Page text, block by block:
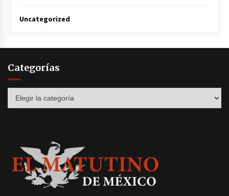
Uncategorized
Categorías